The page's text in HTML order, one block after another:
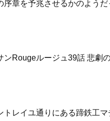
章を予兆させるかのようだ
トレイユ通りにある蹄鉄工